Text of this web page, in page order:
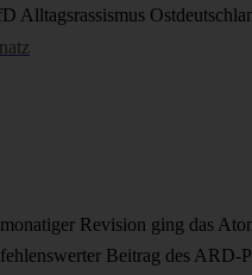
Alltagsrassismus
Revision ging das
Beitrag des